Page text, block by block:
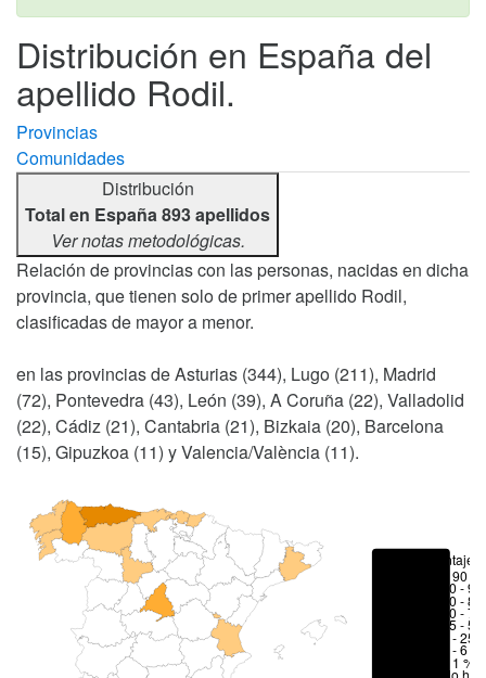
Distribución en España del
apellido Rodil.
Provincias
Comunidades
Distribución
Total en España 893 apellidos
Ver notas metodológicas.
Relación de provincias con las personas, nacidas en dicha
provincia, que tienen solo de primer apellido Rodil,
clasificadas de mayor a menor.
en las provincias de Asturias (344), Lugo (211), Madrid
(72), Pontevedra (43), León (39), A Coruña (22), Valladolid
(22), Cádiz (21), Cantabria (21), Bizkaia (20), Barcelona
(15), Gipuzkoa (11) y Valencia/València (11).
Porcentajes
> 90 %
80 -
70 -
50 -
25 -
6 - 25
1 - 6 %
< 1 %
No hay